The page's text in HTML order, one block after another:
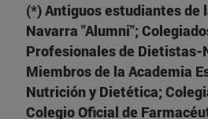
(*) Antiguos estudiantes de
Navarra "Alumni";
Profesionales de
Miembros de la Academia
Nutrición y Dietética;
Colegio Oficial de